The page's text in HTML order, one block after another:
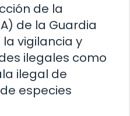
de la
de la Guardia
vigilancia y
ilegales como
ilegal de
especies